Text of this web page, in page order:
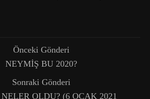
Önceki Gönderi
NEYMİŞ BU 2020?
Sonraki Gönderi
OLDU? (6 OCAK 2021